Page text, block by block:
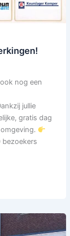
nog een
jullie
gratis dag
bezoekers